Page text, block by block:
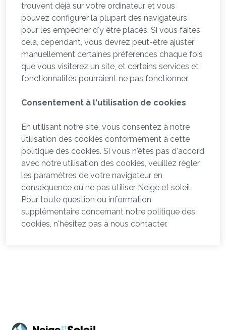
trouvent déjà sur votre ordinateur et vous
pouvez configurer la plupart des navigateurs
pour les empêcher d'y être placés. Si vous faites
cela, cependant, vous devrez peut-être ajuster
manuellement certaines préférences chaque fois
que vous visiterez un site, et certains services et
fonctionnalités pourraient ne pas fonctionner.
Consentement à l'utilisation de cookies
En utilisant notre site, vous consentez à notre
utilisation des cookies conformément à cette
politique des cookies. Si vous n'êtes pas d'accord
avec notre utilisation des cookies, veuillez régler
les paramètres de votre navigateur en
conséquence ou ne pas utiliser Neige et soleil.
Pour toute question ou information
supplémentaire concernant notre politique des
cookies, n'hésitez pas à nous contacter.